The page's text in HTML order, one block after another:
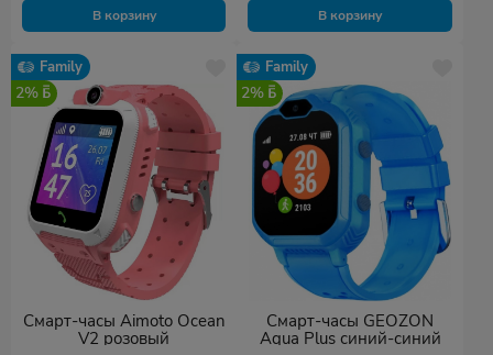
В корзину В корзину
Family
2%
Смарт-часы Aimoto Ocean
V2 розовый
Family
2%
Смарт-часы GEOZON
Aqua Plus синий-синий